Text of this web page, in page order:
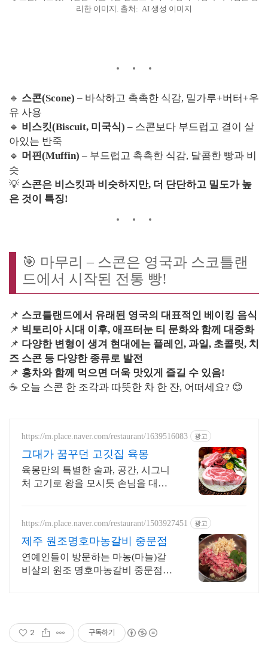
리한 이미지. 출처: AI 생성 이미지
🔹 스콘(Scone) – 바삭하고 촉촉한 식감, 밀가루+버터+우
유 사용
🔹 비스킷(Biscuit, 미국식) – 스콘보다 부드럽고 결이 살
아있는 반죽
🔹 머핀(Muffin) – 부드럽고 촉촉한 식감, 달콤한 빵과 비
슷
💡 스콘은 비스킷과 비슷하지만, 더 단단하고 밀도가 높
은 것이 특징!
🎯 마무리 – 스콘은 영국과 스코틀랜
드에서 시작된 전통 빵!
📌 스코틀랜드에서 유래된 영국의 대표적인 베이킹 음식
📌 빅토리아 시대 이후, 애프터눈 티 문화와 함께 대중화
📌 다양한 변형이 생겨 현대에는 플레인, 과일, 초콜릿, 치
즈 스콘 등 다양한 종류로 발전
📌 홍차와 함께 먹으면 더욱 맛있게 즐길 수 있음!
☕ 오늘 스콘 한 조각과 따뜻한 차 한 잔, 어떠세요? 😊
https://m.place.naver.com/restaurant/1639516083 광고
그대가 꿈꾸던 고깃집 육몽
육몽만의 특별한 술과, 공간, 시그니
처 고기로 왕을 모시듯 손님을 대접
https://m.place.naver.com/restaurant/1503927451 광고
제주 원조명호마농갈비 중문점
연예인들이 방문하는 마농(마늘)갈
비살의 원조 명호마농갈비 중문점입
2 구독하기